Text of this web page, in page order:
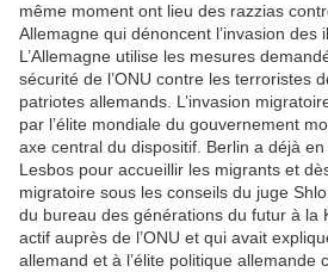
même moment ont lieu des razzias
Allemagne qui dénoncent l’invasion des
L’Allemagne utilise les mesures
sécurité de l’ONU contre les terroristes
patriotes allemands. L’invasion
par l’élite mondiale du gouvernement
axe central du dispositif. Berlin a déjà
Lesbos pour accueillir les migrants et
migratoire sous les conseils du juge
du bureau des générations du futur à la
actif auprès de l’ONU et qui avait
allemand et à l’élite politique allemande